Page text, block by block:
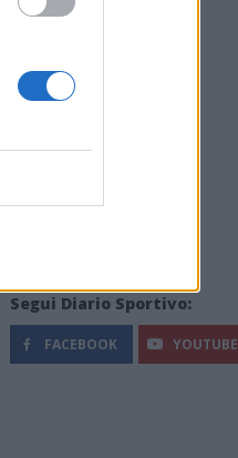
Segui Diario Sportivo:
FACEBOOK YOUTUBE